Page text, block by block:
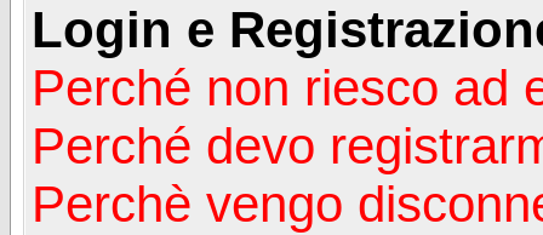
Login e
Perché non riesco ad
Perché devo
Perchè vengo